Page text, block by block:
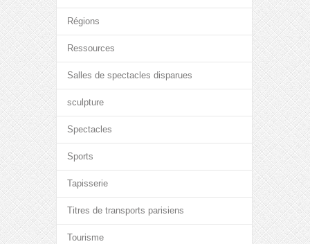
Régions
Ressources
Salles de spectacles disparues
sculpture
Spectacles
Sports
Tapisserie
Titres de transports parisiens
Tourisme